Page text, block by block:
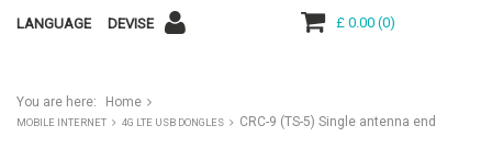
LANGUAGE DEVISE £ 0.00(0)
You are here: Home
MOBILE INTERNET 4G LTE USB DONGLES CRC-9 (TS-5) Single antenna end